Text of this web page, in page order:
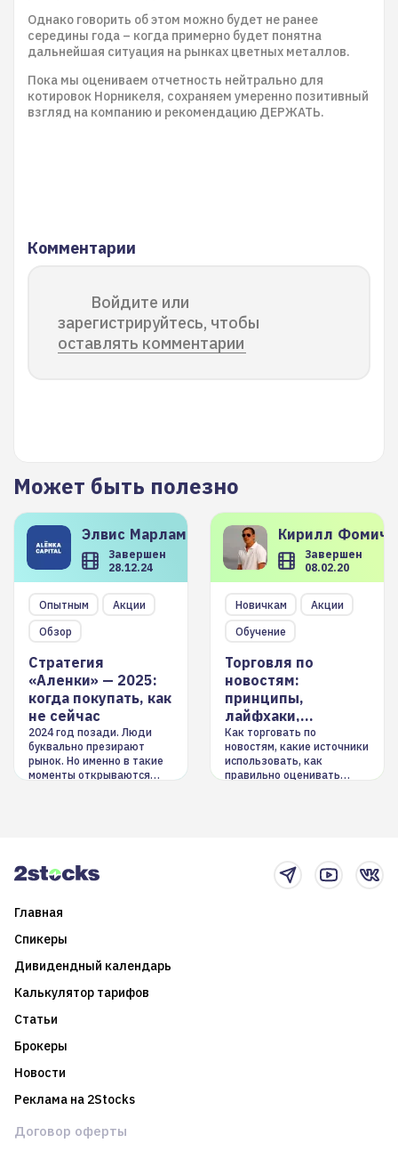
Однако говорить об этом можно будет не ранее
середины года – когда примерно будет понятна
дальнейшая ситуация на рынках цветных металлов.
Пока мы оцениваем отчетность нейтрально для
котировок Норникеля, сохраняем умеренно позитивный
взгляд на компанию и рекомендацию ДЕРЖАТЬ.
Комментарии
Войдите или
зарегистрируйтесь, чтобы
оставлять комментарии
Может быть полезно
Элвис Марламов
Завершен
28.12.24
Опытным
Акции
Обзор
Стратегия
«Аленки» — 2025:
когда покупать, как
не сейчас
2024 год позади. Люди
буквально презирают
рынок. Но именно в такие
моменты открываются
Кирилл
Завершен
08.02.20
Новичкам
Акции
Обучение
Торговля по
новостям:
принципы,
лайфхаки,
инструменты
Как торговать по
новостям, какие источники
использовать, как
правильно оценивать
Главная
Спикеры
Дивидендный календарь
Калькулятор тарифов
Статьи
Брокеры
Новости
Реклама на 2Stocks
Договор оферты